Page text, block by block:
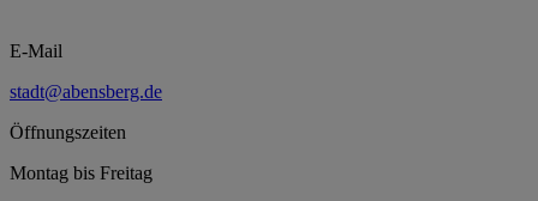
E-Mail
stadt@abensberg.de
Öffnungszeiten
Montag bis Freitag